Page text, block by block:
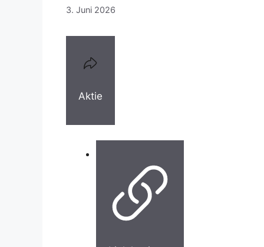
3. Juni 2026
Aktie